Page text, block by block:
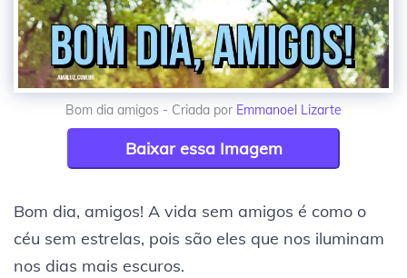
Bom dia amigos - Criada por Emmanoel Lizarte
Baixar essa Imagem
Bom dia, amigos! A vida sem amigos é como o
céu sem estrelas, pois são eles que nos iluminam
nos dias mais escuros.